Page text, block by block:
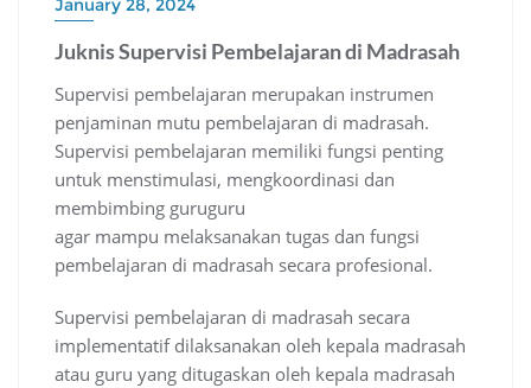
January 28, 2024
Juknis Supervisi Pembelajaran di Madrasah
Supervisi pembelajaran merupakan instrumen
penjaminan mutu pembelajaran di madrasah.
Supervisi pembelajaran memiliki fungsi penting
untuk menstimulasi, mengkoordinasi dan
membimbing guruguru
agar mampu melaksanakan tugas dan fungsi
pembelajaran di madrasah secara profesional.
Supervisi pembelajaran di madrasah secara
implementatif dilaksanakan oleh kepala madrasah
atau guru yang ditugaskan oleh kepala madrasah